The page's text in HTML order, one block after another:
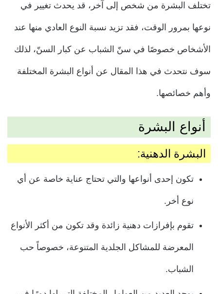
تختلف البشرة من شخص إلى آخر، قد يحدث تغيير في
نوعها بمرور الوقت، فقد تزيد نسبة النوع العادي منها عند
الأشخاص خصوصًا في سنّ الشباب عن كبار السنّ، لذلك
سوف نتحدث في هذا المقال عن أنواع البشرة المختلفة
وأهم خصائصها.
أنواع البشرة
البشرة الدهنية:
تكون إحدى أنواعها والتي تحتاج عناية خاصة عن أي
نوع أخر.
تقوم بإفرازات دهنية زائدة وقد تكون من أكثر الأنواع
المعرضة للمشاكل الجلدية المتنوعة، خصوصاً حب
الشباب.